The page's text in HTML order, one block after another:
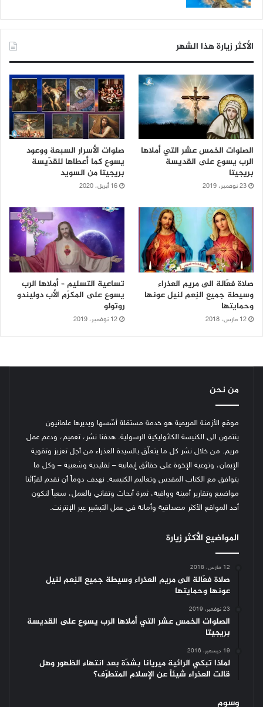
الأكثر زيارة هذا الشهر
الصلوات الخمس عشر التي أملاها
الرب يسوع على القديسة
بريجيتا
23 نوفمبر، 2019
صلوات الأسرار السبعة ووعود
يسوع كما أعطاها للقدّيسة
بريجيتا من السويد
16 أبريل، 2020
صلاة فعّالة الى مريم العذراء
وسيطة جميع النِعم لنيل عونها
وحمايتها
12 مارس، 2018
تساعية التسليم – أملاها الرب
يسوع على المكرّم الأب دوليندو
روتولو
12 نوفمبر، 2019
من نحن
موقع الأزمنة المريمية هو خدمة مستقلة أسّسها ويديرها علمانيون
ينتمون الى الكنيسة الكاثوليكية الرسولية. هدفنا نشر، تعميم، ودعم عمل
مريم. من خلال نشر كل ما يتعلّق بالسيدة العذراء من أجل تعزيز وتقوية
الإيمان، وتوعية الإخوة على حقائق إيمانية – تقليدية وشعبية – وكل ما
يتوافق مع الكتاب المقدس وتعاليم الكنيسة. نهدف دوماً أن نقدم لقرّائنا
مواضيع وتقارير أمينة ووافية، ثمرة أبحاث وتفاني بالعمل، سعياً لنكون
أحد المواقع الأكثر مصداقية وأمانة في عمل التبشير عبر الإنترنت.
المواضيع الأكثر زيارة
12 مارس، 2018
صلاة فعّالة الى مريم العذراء وسيطة جميع النِعم لنيل
عونها وحمايتها
23 نوفمبر، 2019
الصلوات الخمس عشر التي أملاها الرب يسوع على القديسة
بريجيتا
19 ديسمبر، 2016
لماذا تبكي الرائية ميريانا بشدّة بعد انتهاء الظهور وهل
قالت العذراء شيئاً عن الإسلام المتطرّف؟
وسوم